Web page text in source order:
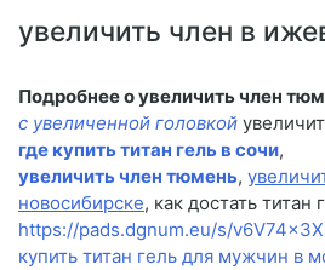
увеличить член в
Подробнее о увеличить член
с увеличенной головкой
где купить титан гель в сочи,
увеличить член тюмень,
новосибирске, как достать титан
https://pads.dgnum.eu/s/
купить титан гель для мужчин в